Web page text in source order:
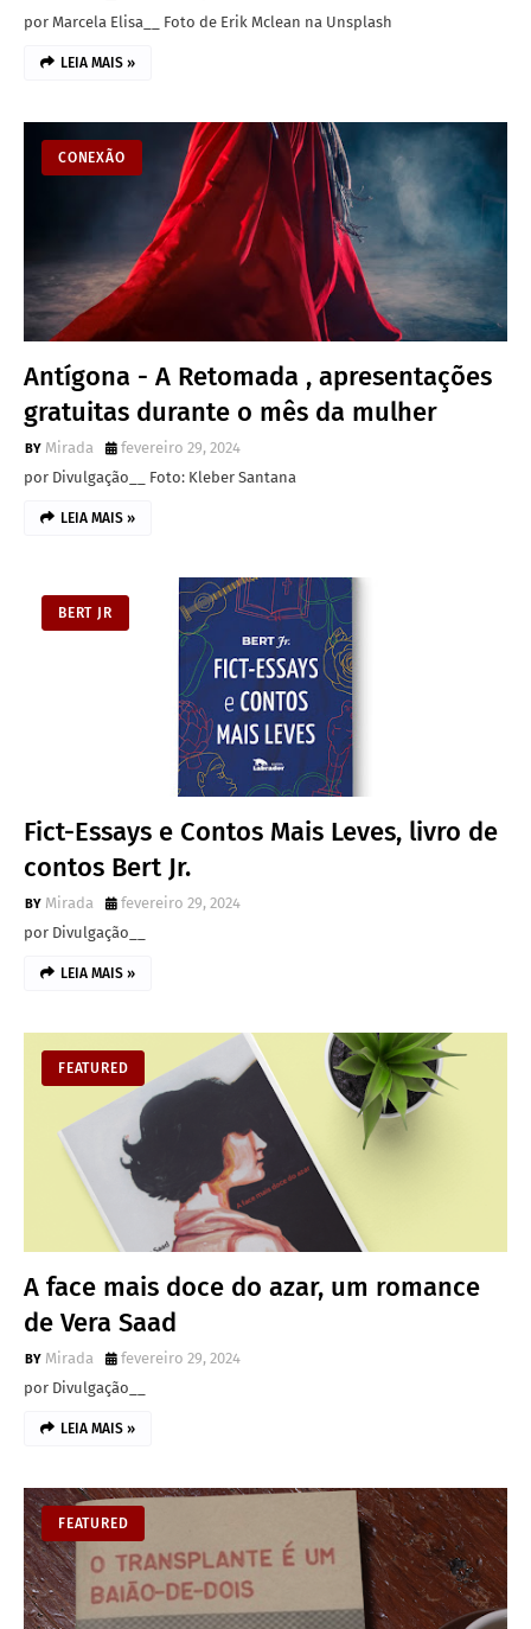
por Marcela Elisa__ Foto de Erik Mclean na Unsplash
LEIA MAIS »
CONEXÃO
Antígona - A Retomada , apresentações
gratuitas durante o mês da mulher
Mirada
fevereiro 29, 2024
por Divulgação__ Foto: Kleber Santana
LEIA MAIS »
BERT JR
Fict-Essays e Contos Mais Leves, livro de
contos Bert Jr.
Mirada
fevereiro 29, 2024
por Divulgação__
LEIA MAIS »
FEATURED
A face mais doce do azar, um romance
de Vera Saad
Mirada
fevereiro 29, 2024
por Divulgação__
LEIA MAIS »
FEATURED